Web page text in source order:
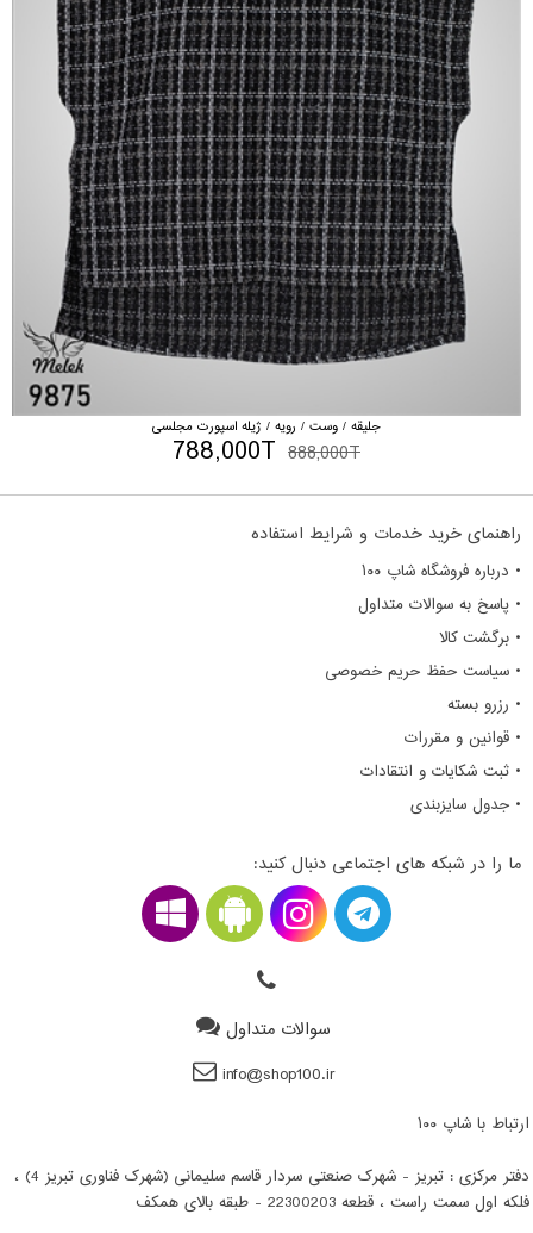
جلیقه / وست / رویه / ژیله اسپورت مجلسی
888,000T
788,000T
راهنمای خرید خدمات و شرایط استفاده
• درباره فروشگاه شاپ ۱۰۰
• پاسخ به سوالات متداول
• برگشت کالا
• سیاست حفظ حریم خصوصی
• رزرو بسته
• قوانین و مقررات
• ثبت شکایات و انتقادات
• جدول سایزبندی
ما را در شبکه های اجتماعی دنبال کنید:
سوالات متداول
info@shop100.ir
ارتباط با شاپ ۱۰۰
دفتر مرکزی : تبریز - شهرک صنعتی سردار قاسم سلیمانی (شهرک فناوری تبریز 4) ،
فلکه اول سمت راست ، قطعه 22300203 - طبقه بالای همکف